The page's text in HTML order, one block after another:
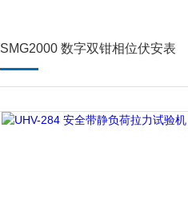
SMG2000 数字双钳相位伏安表